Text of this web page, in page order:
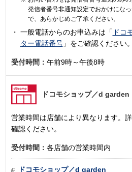
発信者番号非通知設定でおかけにな
で、あらかじめご了承ください。
一般電話からのお申込みは「 ドコ
ター電話番号」をご確認ください。
受付時間： 午前9時～午後8時
ドコモショップ／d garden
営業時間は店舗により異なります。
確認ください。
受付時間： 各店舗の営業時間内
ドコモショップ／d garden